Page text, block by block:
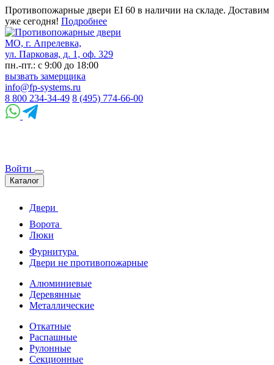
Противопожарные двери EI 60 в наличии на складе. Доставим
уже сегодня! Подробнее
МО, г. Апрелевка,
ул. Парковая, д. 1, оф. 329
пн.-пт.: с 9:00 до 18:00
вызвать замерщика
info@fp-systems.ru
8 800 234-34-49 8 (495) 774-66-00
Войти
Каталог
Двери
Ворота
Люки
Фурнитура
Двери не противопожарные
Алюминиевые
Деревянные
Металлические
Откатные
Распашные
Рулонные
Секционные